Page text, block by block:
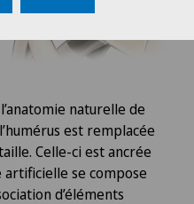
naturelle de
est remplacée
Celle-ci est ancrée
artificielle se compose
d’éléments